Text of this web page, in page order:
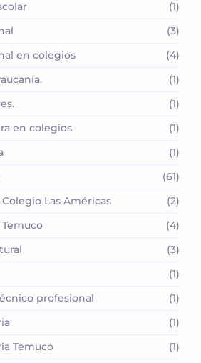
(1)
(3)
en colegios
(4)
(1)
(1)
en colegios
(1)
(1)
(61)
Las Américas
(2)
(4)
(3)
(1)
profesional
(1)
(1)
Temuco
(1)